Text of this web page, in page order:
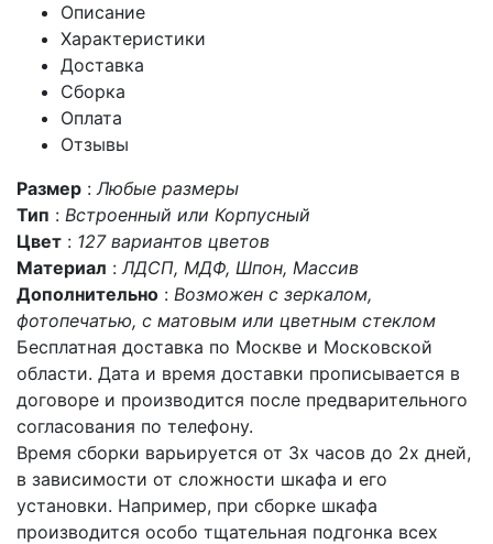
Описание
Характеристики
Доставка
Сборка
Оплата
Отзывы
Размер :Любые размеры
Тип : Встроенный или Корпусный
Цвет : 127 вариантов цветов
Материал :ЛДСП, МДФ, Шпон, Массив
Дополнительно : Возможен с зеркалом,
фотопечатью, с матовым или цветным стеклом
Бесплатная доставка по Москве и Московской
области. Дата и время доставки прописывается в
договоре и производится после предварительного
согласования по телефону.
Время сборки варьируется от 3х часов до 2х дней,
в зависимости от сложности шкафа и его
установки. Например, при сборке шкафа
производится особо тщательная подгонка всех